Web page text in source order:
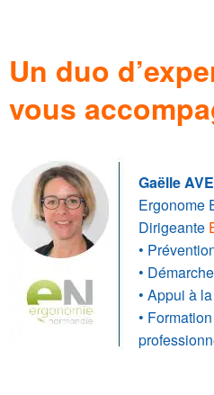
Un duo
vous
Gaëlle
Ergonome
Dirigeante
•
•
• Appui à
•